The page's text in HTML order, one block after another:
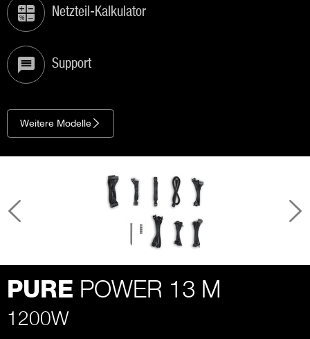
Netzteil-Kalkulator
Support
Weitere Modelle
PURE POWER 13 M
1200W